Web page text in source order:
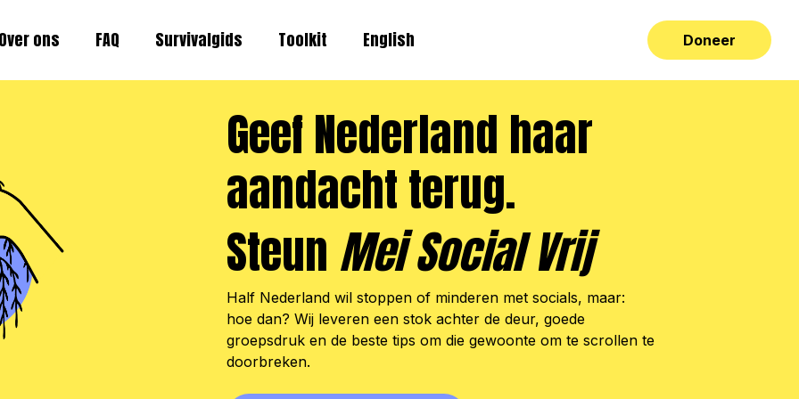
ons FAQ Survivalgids Toolkit English Doneer
Geef Nederland haar
aandacht terug.
Steun Mei Social Vrij
Half Nederland wil stoppen of minderen met socials, maar:
hoe dan? Wij leveren een stok achter de deur, goede
groepsdruk en de beste tips om die gewoonte om te scrollen te
doorbreken.